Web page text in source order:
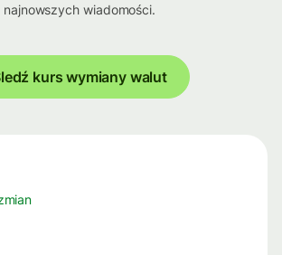
najnowszych wiadomości.
kurs wymiany walut